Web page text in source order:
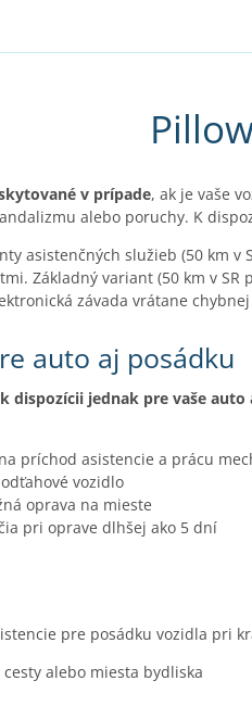
v prípade, ak je vaše
alebo poruchy. K
asistenčných služieb (50 km v
Základný variant (50 km v
závada vrátane
auto aj posádku
dispozícii jednak pre vaše
príchod asistencie a prácu
vozidlo
oprava na mieste
pri oprave dlhšej ako 5 dní
pre posádku vozidla pri
alebo miesta bydliska